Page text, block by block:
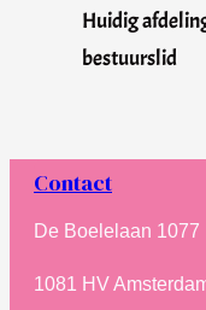
Huidig
bestuurslid
Contact
De Boelelaan 1077
1081 HV